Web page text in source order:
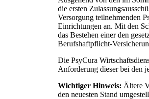
die ersten
Versorgung teilnehmenden
Einrichtungen an. Mit den
das Bestehen einer den
Berufshaftpflicht-
Die PsyCura
Anforderung dieser bei den
Wichtiger Hinweis: Ältere
den neuesten Stand